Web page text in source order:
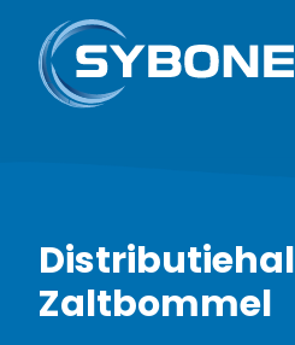
Distributiehal
Zaltbommel